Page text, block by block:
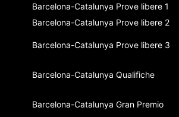
Barcelona-Catalunya Prove libere 1
Barcelona-Catalunya Prove libere 2
Barcelona-Catalunya Prove libere 3
Barcelona-Catalunya Qualifiche
Barcelona-Catalunya Gran Premio